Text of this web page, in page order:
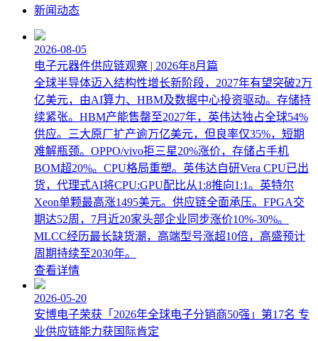
新闻动态
2026-08-05
电子元器件供应链观察 | 2026年8月篇
全球半导体迈入结构性增长新阶段，2027年有望突破2万
亿美元，由AI算力、HBM及数据中心投资驱动。存储持
续紧张。HBM产能售罄至2027年，英伟达独占全球54%
供应。三大原厂扩产逾万亿美元，但良率仅35%，短期
难解瓶颈。OPPO/vivo拒三星20%涨价，存储占手机
BOM超20%。CPU格局重塑。英伟达自研Vera CPU已出
货，代理式AI将CPU:GPU配比从1:8推向1:1。英特尔
Xeon单颗最高涨1495美元。供应链全面承压。FPGA交
期达52周，7月近20家头部企业同步涨价10%-30%。
MLCC经历最长缺货潮，高端型号涨超10倍，高盛预计
周期持续至2030年。
查看详情
2026-05-20
安博电子荣获「2026年全球电子分销商50强」第17名 专
业供应链能力获国际肯定